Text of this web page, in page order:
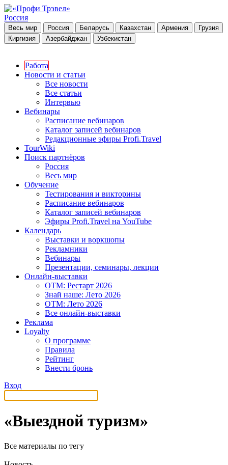
Россия
Весь мир Россия Беларусь Казахстан Армения
Грузия
Киргизия
Азербайджан Узбекистан
Работа
Новости и статьи
Все новости
Все статьи
Интервью
Вебинары
Расписание вебинаров
Каталог записей вебинаров
Редакционные эфиры Profi.Travel
TourWiki
Поиск партнёров
Россия
Весь мир
Обучение
Тестирования и викторины
Расписание вебинаров
Каталог записей вебинаров
Эфиры Profi.Travel на YouTube
Календарь
Выставки и воркшопы
Рекламники
Вебинары
Презентации, семинары, лекции
Онлайн-выставки
OTM: Рестарт 2026
Знай наше: Лето 2026
OTM: Лето 2026
Все онлайн-выставки
Реклама
Loyalty
О программе
Правила
Рейтинг
Внести бронь
Вход
«Выездной туризм»
Все материалы по тегу